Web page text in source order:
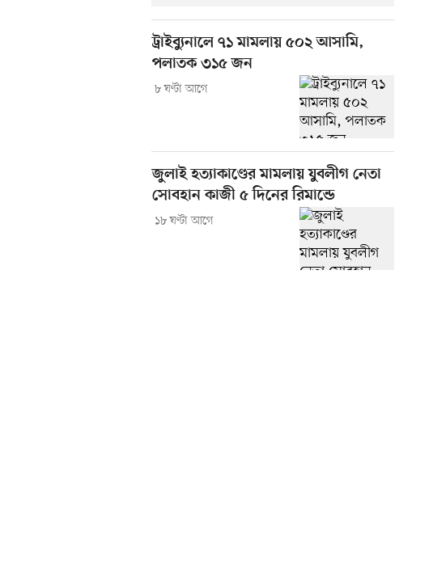
ট্রাইব্যুনালে ৭১ মামলায় ৫০২ আসামি,
পলাতক ৩১৫ জন
৮ ঘণ্টা আগে
জুলাই হত্যাকাণ্ডের মামলায় যুবলীগ নেতা
সোবহান কাজী ৫ দিনের রিমান্ডে
১৮ ঘণ্টা আগে